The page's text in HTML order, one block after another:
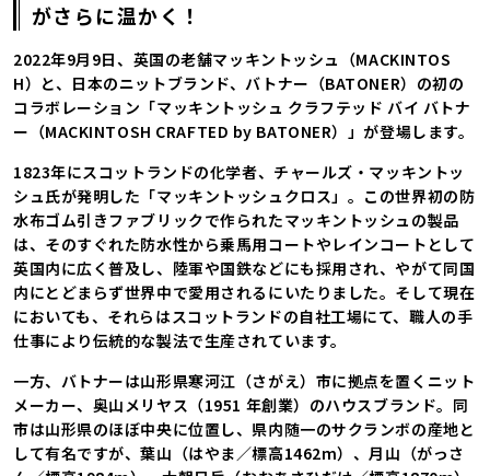
がさらに温かく！
2022年9月9日、英国の老舗マッキントッシュ（MACKINTOS
H）と、日本のニットブランド、バトナー（BATONER）の初の
コラボレーション「マッキントッシュ クラフテッド バイ バトナ
ー（MACKINTOSH CRAFTED by BATONER）」が登場します。
1823年にスコットランドの化学者、チャールズ・マッキントッ
シュ氏が発明した「マッキントッシュクロス」。この世界初の防
水布ゴム引きファブリックで作られたマッキントッシュの製品
は、そのすぐれた防水性から乗馬用コートやレインコートとして
英国内に広く普及し、陸軍や国鉄などにも採用され、やがて同国
内にとどまらず世界中で愛用されるにいたりました。そして現在
においても、それらはスコットランドの自社工場にて、職人の手
仕事により伝統的な製法で生産されています。
一方、バトナーは山形県寒河江（さがえ）市に拠点を置くニット
メーカー、奥山メリヤス（1951 年創業）のハウスブランド。同
市は山形県のほぼ中央に位置し、県内随一のサクランボの産地と
して有名ですが、葉山（はやま／標高1462m）、月山（がっさ